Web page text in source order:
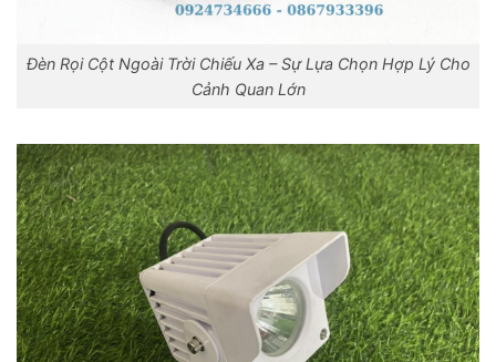
Đèn Rọi Cột Ngoài Trời Chiếu Xa – Sự Lựa Chọn Hợp Lý Cho
Cảnh Quan Lớn